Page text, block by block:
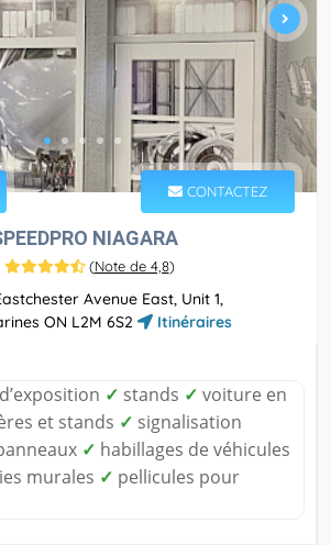
CONTACTEZ
NIAGARA
(Note de 4,8)
Avenue East, Unit 1,
ON L2M 6S2
Itinéraires
✓ stands ✓ voiture en
et stands ✓ signalisation
✓ habillages de véhicules
murales ✓ pellicules pour